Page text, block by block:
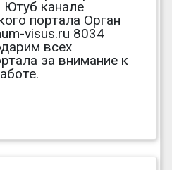
Ютуб канале
портала Орган
visus.ru 8034
всех
за внимание к